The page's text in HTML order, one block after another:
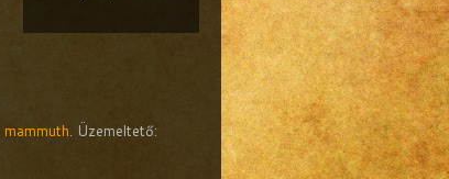
mammuth. Üzemeltető: